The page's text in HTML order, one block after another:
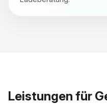
Leistungen für